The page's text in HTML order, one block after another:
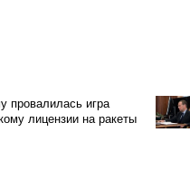
провалилась игра
лицензии на ракеты